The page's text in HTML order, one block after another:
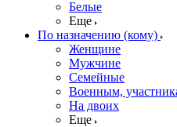
Белые
Еще
По назначению (кому)
Женщине
Мужчине
Семейные
Военным,
На двоих
Еще